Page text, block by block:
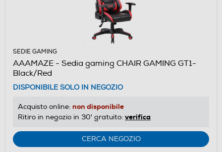
SEDIE GAMING
AAAMAZE - Sedia gaming CHAIR GAMING GT1-
Black/Red
DISPONIBILE SOLO IN NEGOZIO
Acquisto online: non disponibile
Ritiro in negozio in 30' gratuito: verifica
CERCA NEGOZIO